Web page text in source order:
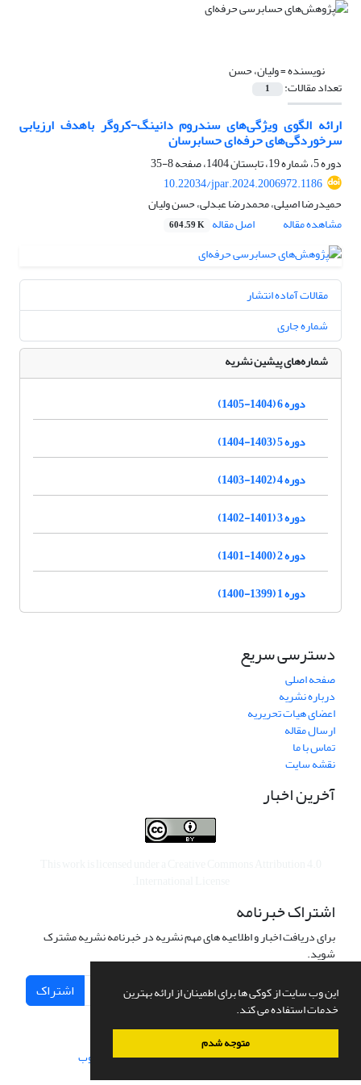
این وب سایت از کوکی ها برای اطمینان از ارائه بهترین
خدمات استفاده می کند.
متوجه شدم
نویسنده =ولیان، حسن
تعداد مقالات: 1
ارائه الگوی ویژگی‌های سندروم دانینگ-کروگر باهدف ارزیابی
سرخوردگی‌های حرفه‌ای حسابرسان
دوره 5، شماره 19، تابستان 1404، صفحه
8-35
10.22034/jpar.2024.2006972.1186
حمیدرضا اصیلی، محمدرضا عبدلی، حسن ولیان
مشاهده مقاله
اصل مقاله 604.59 K
مقالات آماده انتشار
شماره جاری
شماره‌های پیشین نشریه
دوره 6 (1404-1405)
دوره 5 (1403-1404)
دوره 4 (1402-1403)
دوره 3 (1401-1402)
دوره 2 (1400-1401)
دوره 1 (1399-1400)
دسترسی سریع
صفحه اصلی
درباره نشریه
اعضای هیات تحریریه
ارسال مقاله
تماس با ما
نقشه سایت
آخرین اخبار
اشتراک خبرنامه
برای دریافت اخبار و اطلاعیه های مهم نشریه در خبرنامه نشریه مشترک
شوید.
اشتراک
سامانه مدیریت نشریات علمی.طراحی و پیاده سازی از سیناوب